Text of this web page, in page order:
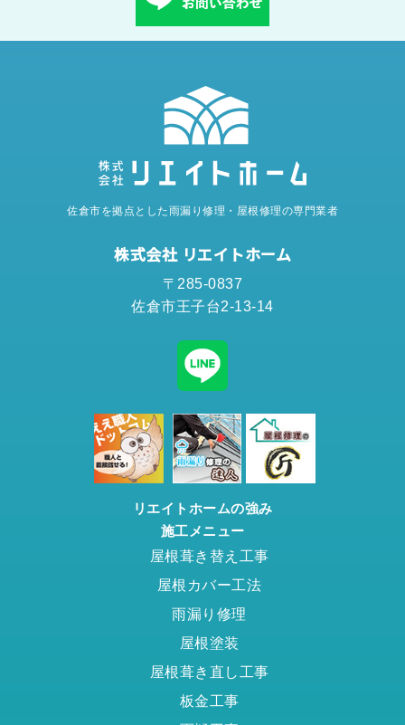
佐倉市を拠点とした雨漏り修理・屋根修理の専門業者
株式会社 リエイトホーム
〒285-0837
佐倉市王子台2-13-14
リエイトホームの強み
施工メニュー
屋根葺き替え工事
屋根カバー工法
雨漏り修理
屋根塗装
屋根葺き直し工事
板金工事